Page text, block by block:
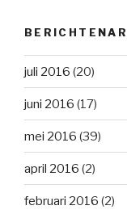
juli 2016 (20)
juni 2016 (17)
mei 2016 (39)
april 2016 (2)
februari 2016 (2)